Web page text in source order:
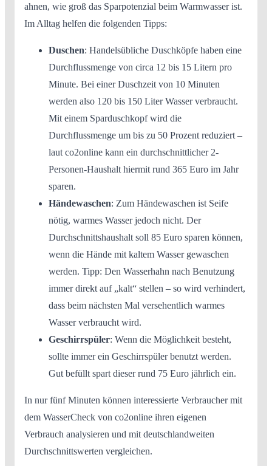
ahnen, wie groß das Sparpotenzial beim Warmwasser ist.
Im Alltag helfen die folgenden Tipps:
Duschen: Handelsübliche Duschköpfe haben eine
Durchflussmenge von circa 12 bis 15 Litern pro
Minute. Bei einer Duschzeit von 10 Minuten
werden also 120 bis 150 Liter Wasser verbraucht.
Mit einem Sparduschkopf wird die
Durchflussmenge um bis zu 50 Prozent reduziert –
laut co2online kann ein durchschnittlicher 2-
Personen-Haushalt hiermit rund 365 Euro im Jahr
sparen.
Händewaschen: Zum Händewaschen ist Seife
nötig, warmes Wasser jedoch nicht. Der
Durchschnittshaushalt soll 85 Euro sparen können,
wenn die Hände mit kaltem Wasser gewaschen
werden. Tipp: Den Wasserhahn nach Benutzung
immer direkt auf „kalt“ stellen – so wird verhindert,
dass beim nächsten Mal versehentlich warmes
Wasser verbraucht wird.
Geschirrspüler: Wenn die Möglichkeit besteht,
sollte immer ein Geschirrspüler benutzt werden.
Gut befüllt spart dieser rund 75 Euro jährlich ein.
In nur fünf Minuten können interessierte Verbraucher mit
dem WasserCheck von co2online ihren eigenen
Verbrauch analysieren und mit deutschlandweiten
Durchschnittswerten vergleichen.